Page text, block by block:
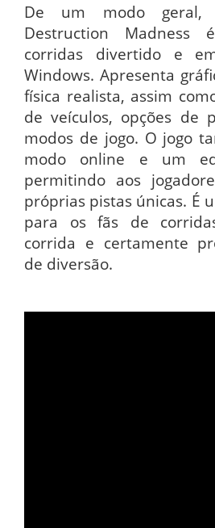
De um modo geral,
Destruction
corridas divertido e
Windows. Apresenta
física realista, assim
de veículos, opções de
modos de jogo. O jogo
modo online e um
permitindo aos
próprias pistas únicas. É
para os fãs de
corrida e certamente
de diversão.